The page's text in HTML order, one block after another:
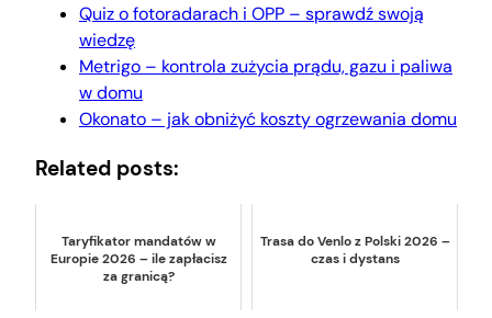
Quiz o fotoradarach i OPP – sprawdź swoją
wiedzę
Metrigo – kontrola zużycia prądu, gazu i paliwa
w domu
Okonato – jak obniżyć koszty ogrzewania domu
Related posts:
Taryfikator mandatów w
Europie 2026 – ile zapłacisz
za granicą?
Trasa do Venlo z Polski 2026 –
czas i dystans